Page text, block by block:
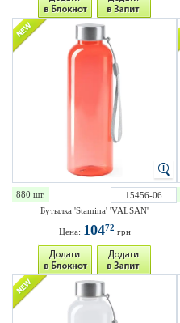
880 шт.
15456-06
Бутылка 'Stamina' 'VALSAN'
Цена: 10472 грн